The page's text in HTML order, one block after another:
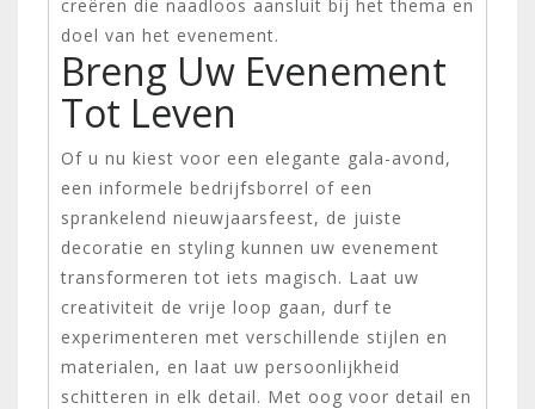
creëren die naadloos aansluit bij het thema en
doel van het evenement.
Breng Uw Evenement
Tot Leven
Of u nu kiest voor een elegante gala-avond,
een informele bedrijfsborrel of een
sprankelend nieuwjaarsfeest, de juiste
decoratie en styling kunnen uw evenement
transformeren tot iets magisch. Laat uw
creativiteit de vrije loop gaan, durf te
experimenteren met verschillende stijlen en
materialen, en laat uw persoonlijkheid
schitteren in elk detail. Met oog voor detail en